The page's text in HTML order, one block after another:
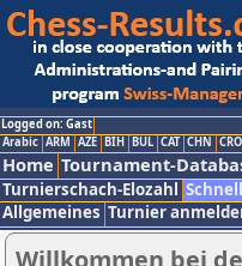
Logged on: Gast
Arabic ARM AZE BIH BUL CAT CHN CRO
Home Tournament-
Turnierschach-Elozahl
Allgemeines Turnier
Willkommen bei